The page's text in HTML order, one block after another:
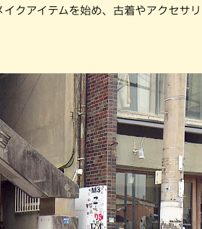
クアイテムを始め、古着やアクセサリ